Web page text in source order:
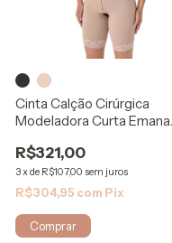
Cinta Calção Cirúrgica
Modeladora Curta Emana
R$321,00
3xde R$107,00 sem juros
R$304,95 com Pix
Comprar